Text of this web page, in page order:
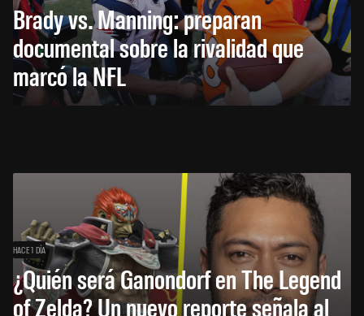
Brady vs. Manning: preparan
documental sobre la rivalidad que
marcó la NFL
HACE 1 DÍA
¿Quién será Ganondorf en The Legend
of Zelda? Un nuevo reporte señala al